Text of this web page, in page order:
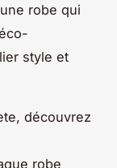
robe qui
style et
découvrez
robe